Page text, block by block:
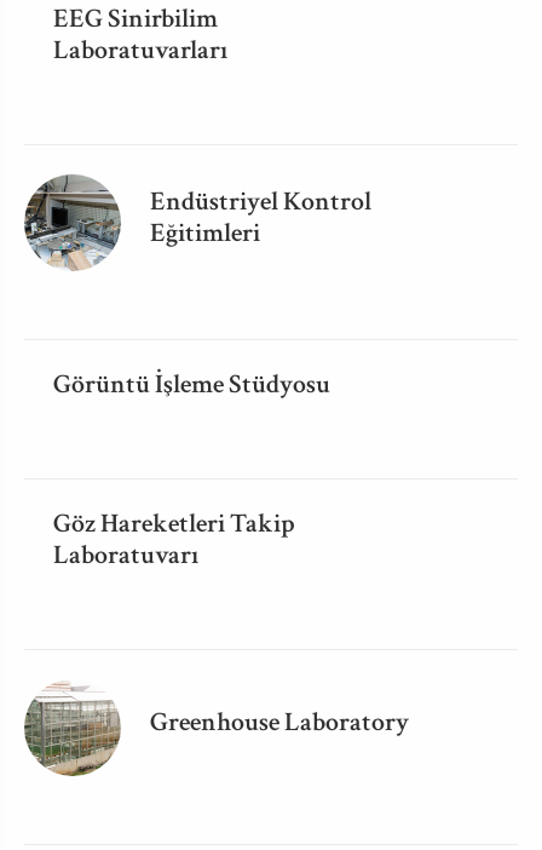
EEG Sinirbilim
Laboratuvarları
Endüstriyel Kontrol
Eğitimleri
Görüntü İşleme Stüdyosu
Göz Hareketleri Takip
Laboratuvarı
Greenhouse Laboratory